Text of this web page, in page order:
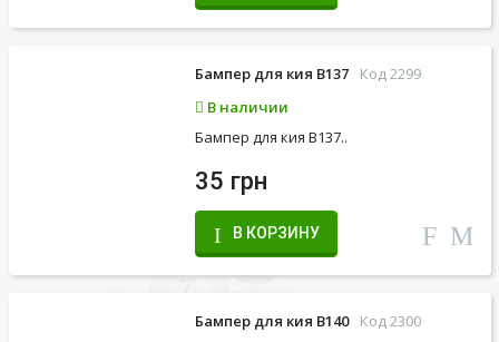
Бампер для кия B137
Код 2299
В наличии
Бампер для кия B137..
35 грн
В КОРЗИНУ
Бампер для кия B140
Код 2300